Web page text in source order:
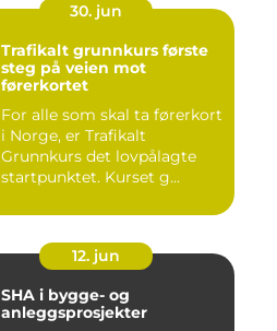
30. jun
Trafikalt grunnkurs første
steg på veien mot
førerkortet
For alle som skal ta førerkort
i Norge, er Trafikalt
Grunnkurs det lovpålagte
startpunktet. Kurset g...
12. jun
SHA i bygge- og
anleggsprosjekter